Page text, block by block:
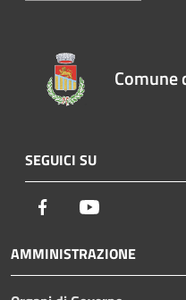
Comune
SEGUICI SU
Facebook
AMMINISTRAZIONE